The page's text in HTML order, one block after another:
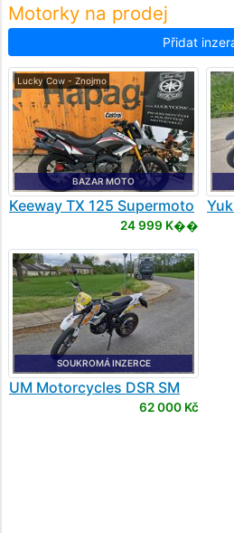
Motorky na prodej
Přidat
Lucky Cow - Znojmo
BAZAR MOTO
Keeway TX 125 Supermoto
24 999 K��
SOUKROMÁ INZERCE
UM Motorcycles DSR SM
62 000 Kč